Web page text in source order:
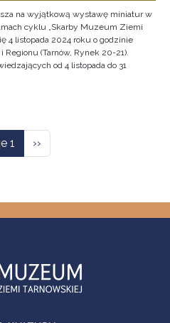
na wyjątkową wystawę miniatur w
cyklu „Skarby Muzeum Ziemi
4 listopada 2024 roku o godzinie
(Tarnów, Rynek 20-21).
od 4 listopada do 31
1 Next page
››